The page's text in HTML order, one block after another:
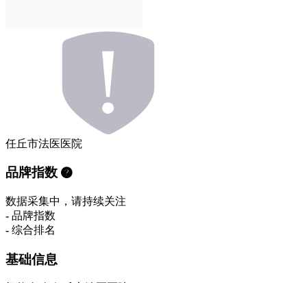
任丘市法医医院
品牌指数
数据采集中，请持续关注
- 品牌指数
- 综合排名
基础信息